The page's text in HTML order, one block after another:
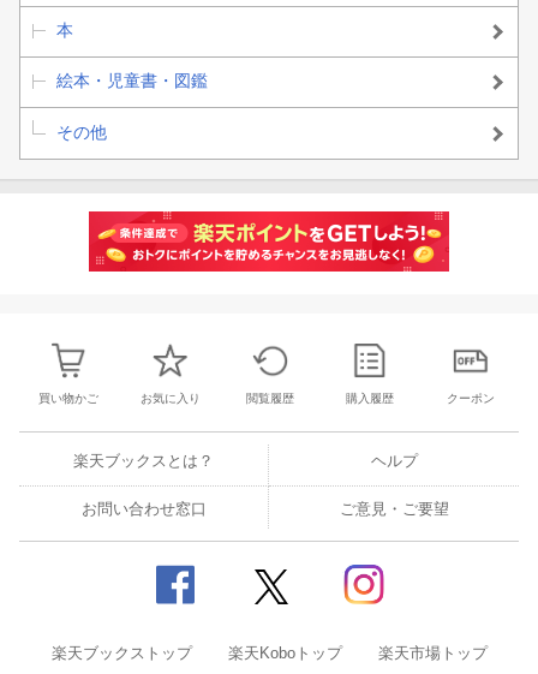
本
絵本・児童書・図鑑
その他
買い物かご お気に入り 閲覧履歴 購入履歴 クーポン
楽天ブックスとは？ ヘルプ
お問い合わせ窓口 ご意見・ご要望
楽天ブックストップ 楽天Koboトップ 楽天市場トップ